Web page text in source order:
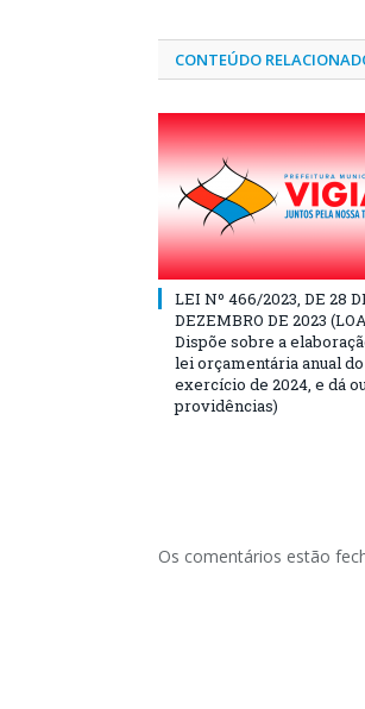
CONTEÚDO
LEI Nº 466/2023, DE 28
DEZEMBRO DE 2023
Dispõe sobre a
lei orçamentária anual do
exercício de 2024, e dá
providências)
Os comentários estão